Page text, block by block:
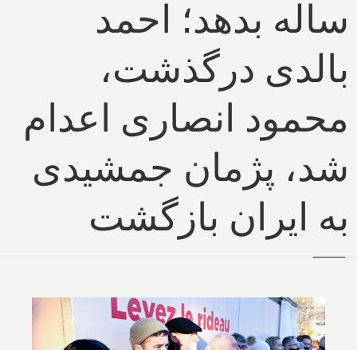
ساله بدهد؛ احمد
بالدی درگذشت،
محمود انصاری اعدام
شد، پژمان جمشیدی
به ایران بازگشت